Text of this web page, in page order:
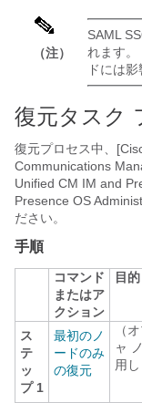
（注）
SAML
れます
ドには
復元タスク
復元プロセス中、
Communications
Unified CM IM and
Presence OS
ださい。
手順
コマンド
またはア
クション
目的
ス
テ
ッ
プ 1
最初のノ
ードのみ
の復元
（
ャ
用し